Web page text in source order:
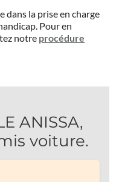
dans la prise en charge
Pour en
notre procédure
ANISSA,
voiture.